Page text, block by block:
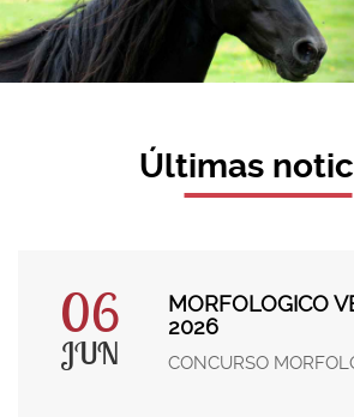
Últimas
06
JUN
MORFOLOGICO
2026
CONCURSO